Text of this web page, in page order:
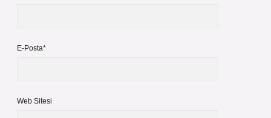
E-Posta*
Web Sitesi